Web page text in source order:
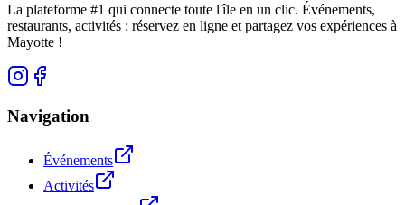
La plateforme #1 qui connecte toute l'île en un clic. Événements,
restaurants, activités : réservez en ligne et partagez vos expériences à
Mayotte !
Navigation
Événements
Activités